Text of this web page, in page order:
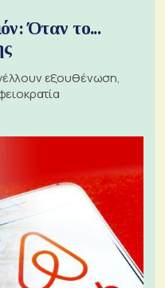
Όταν το...
εξουθένωση,